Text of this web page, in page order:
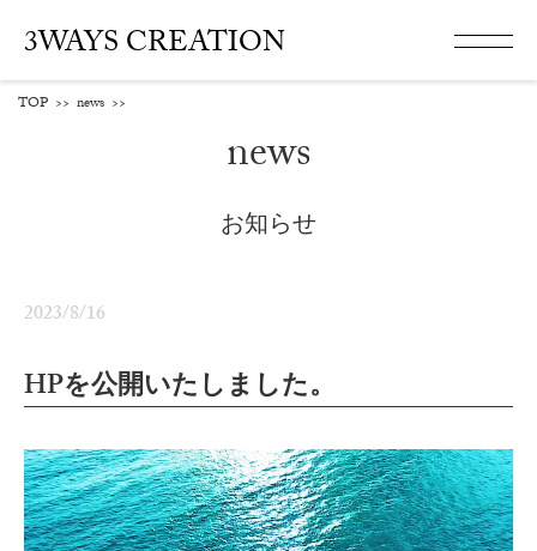
3WAYS CREATION
TOP >> news >>
news
お知らせ
2023/8/16
HPを公開いたしました。